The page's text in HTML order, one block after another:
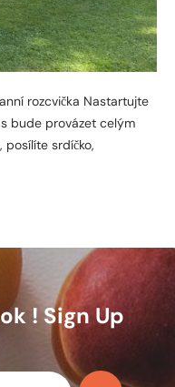
rozcvička Nastartujte
bude provázet celým
posílíte srdíčko,
! Sign Up